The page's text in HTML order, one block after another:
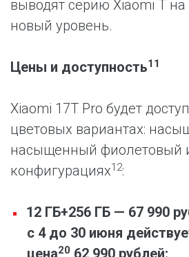
выводят серию Xiaomi T
новый уровень.
Цены и доступность11
Xiaomi 17T Pro будет
цветовых вариантах:
насыщенный фиолетовый
конфигурациях12:
12 ГБ+256 ГБ — 67 990
с 4 до 30 июня
цена20 62 990 рублей;